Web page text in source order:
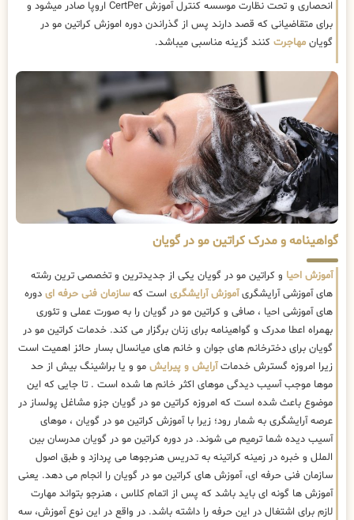
انحصاری و تحت نظارت موسسه کنترل آموزش CertPer اروپا صادر میشود و
برای متقاضیانی که قصد دارند پس از گذراندن دوره اموزش کراتین مو در
گویان مهاجرت کنند گزینه مناسبی میباشد.
گواهینامه و مدرک کراتین مو در گویان
آموزش احیا و کراتین مو در گویان یکی از جدیدترین و تخصصی ترین رشته
های آموزشی آرایشگریآموزش آرایشگری است کهسازمان فنی حرفه ای دوره
های آموزشی احیا ، صافی و کراتین مو در گویان را به صورت عملی و تئوری
بهمراه اعطا مدرک و گواهینامه برای زنان برگزار می کند. خدمات کراتین مو در
گویان برای دخترخانم های جوان و خانم های میانسال بسار حائز اهمیت است
زیرا امروزه گسترش خدماتآرایش و پیرایش مو و یا براشینگ بیش از حد
موها موجب آسیب دیدگی موهای اکثر خانم ها شده است . تا جایی که این
موضوع باعث شده است که امروزه کراتین مو در گویان جزو مشاغل پولساز در
عرصه آرایشگری به شمار رود؛ زیرا با آموزش کراتین مو در گویان ، موهای
آسیب دیده شما ترمیم می شوند. در دوره کراتین مو در گویان مدرسان بین
الملل و خبره در زمینه کراتینه به تدریس هنرجوها می پردازد و طبق اصول
سازمان فنی حرفه ای، آموزش های کراتین مو در گویان را انجام می دهد. یعنی
آموزش ها گونه ای باید باشد که پس از اتمام کلاس ، هنرجو بتواند مهارت
لازم برای اشتغال در این حرفه را داشته باشد. در واقع در این نوع آموزش، سه